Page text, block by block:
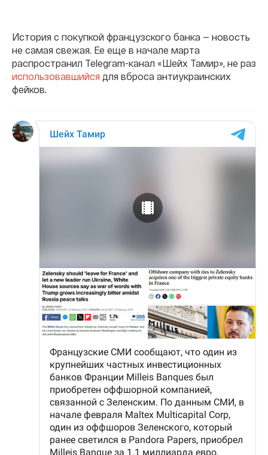
История с покупкой французского банка — новость
не самая свежая. Ее еще в начале марта
распространил Telegram-канал «Шейх Тамир», не раз
использовавшийся для вброса антиукраинских
фейков.